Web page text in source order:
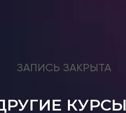
ЗАПИСЬ ЗАКРЫТА
КУРСЫ